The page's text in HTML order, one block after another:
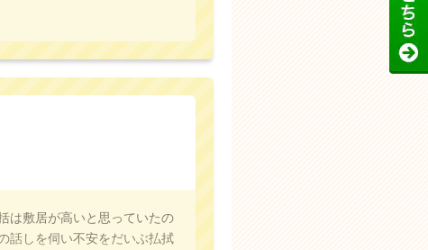
は敷居が高いと思っていたの
話しを伺い不安をだいぶ払拭